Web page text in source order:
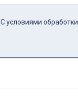
С условиями обработки